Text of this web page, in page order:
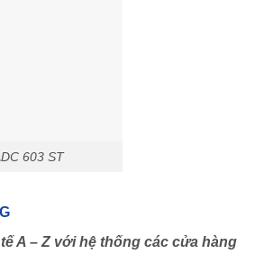
603 ST
A – Z với hệ thống các cửa hàng